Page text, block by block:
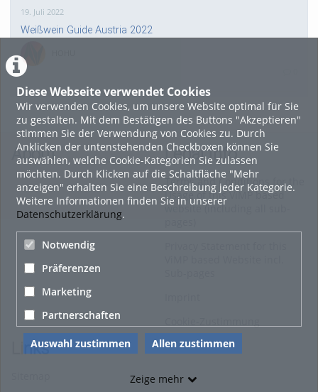
Diese Webseite verwendet Cookies
Wir verwenden Cookies, um unsere Website optimal für Sie
zu gestalten. Mit dem Bestätigen des Buttons "Akzeptieren"
stimmen Sie der Verwendung von Cookies zu. Durch
Anklicken der untenstehenden Checkboxen können Sie
auswählen, welche Cookie-Kategorien Sie zulassen
möchten. Durch Klicken auf die Schaltfläche "Mehr
anzeigen" erhalten Sie eine Beschreibung jeder Kategorie.
Weitere Informationen finden Sie in unserer
Datenschutzerklärung.
Notwendig
Präferenzen
Marketing
Partnerschaften
Auswahl zustimmen Allen zustimmen
Zeige mehr
19. Juli 2022
Weißwein Guide Austria 2022
16. Mai 2022
neuer Test-Newsbeitrag
HOHU
9. Mai 2022
¨Haager Lies reloaded“ - der neue Top-Radweg in OÖ
verbindet
About Legal Info
Terms and Conditions for the
Usage of this ViMP based
website (including all sub-
Links